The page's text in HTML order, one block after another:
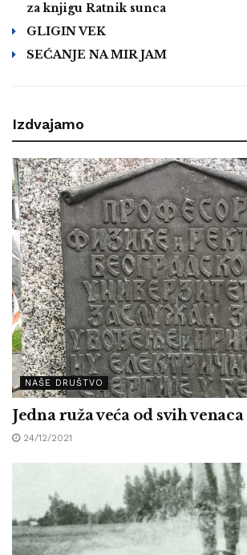
za knjigu Ratnik sunca
GLIGIN VEK
SEĆANJE NA MIR JAM
Izdvajamo
NAŠE DRUŠTVO
Jedna ruža veća od svih venaca
24/12/2021